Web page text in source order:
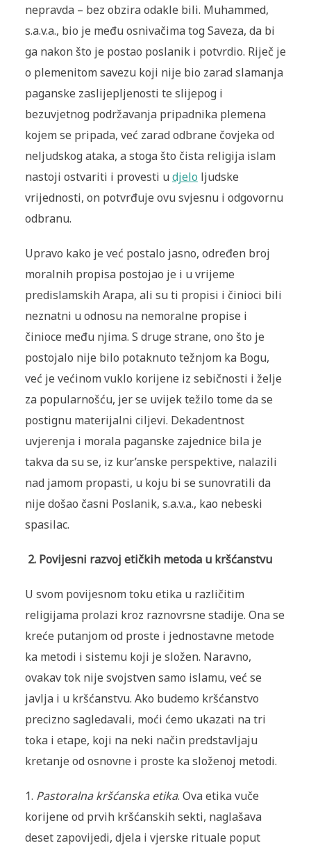
nepravda – bez obzira odakle bili. Muhammed,
s.a.v.a., bio je među osnivačima tog Saveza, da bi
ga nakon što je postao poslanik i potvrdio. Riječ je
o plemenitom savezu koji nije bio zarad slamanja
paganske zaslijepljenosti te slijepog i
bezuvjetnog podržavanja pripadnika plemena
kojem se pripada, već zarad odbrane čovjeka od
neljudskog ataka, a stoga što čista religija islam
nastoji ostvariti i provesti udjelo ljudske
vrijednosti, on potvrđuje ovu svjesnu i odgovornu
odbranu.
Upravo kako je već postalo jasno, određen broj
moralnih propisa postojao je i u vrijeme
predislamskih Arapa, ali su ti propisi i činioci bili
neznatni u odnosu na nemoralne propise i
činioce među njima. S druge strane, ono što je
postojalo nije bilo potaknuto težnjom ka Bogu,
već je većinom vuklo korijene iz sebičnosti i želje
za popularnošću, jer se uvijek težilo tome da se
postignu materijalni ciljevi. Dekadentnost
uvjerenja i morala paganske zajednice bila je
takva da su se, iz kur’anske perspektive, nalazili
nad jamom propasti, u koju bi se sunovratili da
nije došao časni Poslanik, s.a.v.a., kao nebeski
spasilac.
2. Povijesni razvoj etičkih metoda u kršćanstvu
U svom povijesnom toku etika u različitim
religijama prolazi kroz raznovrsne stadije. Ona se
kreće putanjom od proste i jednostavne metode
ka metodi i sistemu koji je složen. Naravno,
ovakav tok nije svojstven samo islamu, već se
javlja i u kršćanstvu. Ako budemo kršćanstvo
precizno sagledavali, moći ćemo ukazati na tri
toka i etape, koji na neki način predstavljaju
kretanje od osnovne i proste ka složenoj metodi.
1. Pastoralna kršćanska etika. Ova etika vuče
korijene od prvih kršćanskih sekti, naglašava
deset zapovijedi, djela i vjerske rituale poput